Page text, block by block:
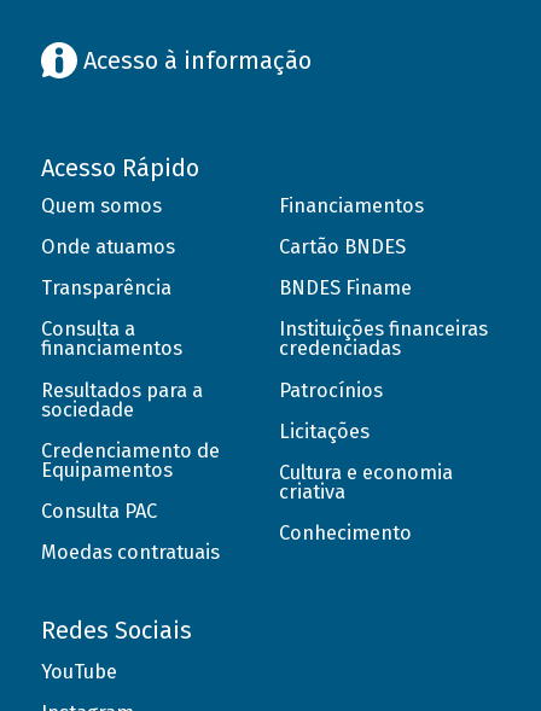
Acesso à informação
Acesso Rápido
Quem somos
Onde atuamos
Transparência
Consulta a
financiamentos
Resultados para a
sociedade
Credenciamento de
Equipamentos
Consulta PAC
Moedas contratuais
Financiamentos
Cartão BNDES
BNDES Finame
Instituições financeiras
credenciadas
Patrocínios
Licitações
Cultura e economia
criativa
Conhecimento
Redes Sociais
YouTube